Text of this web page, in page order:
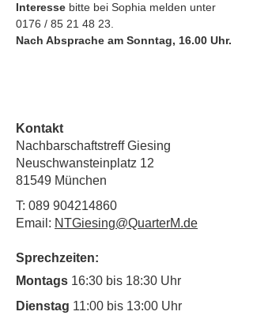
Interesse bitte bei Sophia melden unter
0176 / 85 21 48 23.
Nach Absprache am Sonntag, 16.00 Uhr.
Kontakt
Nachbarschaftstreff Giesing
Neuschwansteinplatz 12
81549 München
T: 089 904214860
Email: NTGiesing@QuarterM.de
Sprechzeiten:
Montags 16:30 bis 18:30 Uhr
Dienstag 11:00 bis 13:00 Uhr